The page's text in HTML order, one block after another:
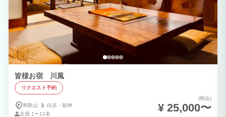
皆様お宿 川風
リクエスト予約
和歌山 白浜・ 龍神
定員 1〜12名
(税込)
¥ 25,000〜